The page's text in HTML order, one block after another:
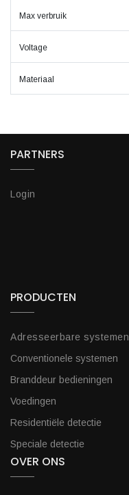
Max verbruik
Voltage
Materiaal
PARTNERS
Login
PRODUCTEN
Adresseerbare systemen
Conventionele systemen
Branddeur bedieningen
Voedingen
Residentiële detectie
Speciale detectie
OVER ONS